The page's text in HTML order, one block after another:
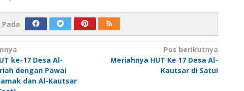
ke-17 Desa Al-
dengan Pawai
dan Al-Kautsar
Pos berikutnya
Meriahnya HUT Ke 17 Desa Al-
Kautsar di Satui